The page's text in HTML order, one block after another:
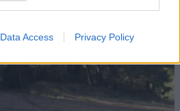
Data Access Privacy Policy